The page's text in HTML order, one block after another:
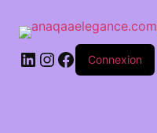
Connexion